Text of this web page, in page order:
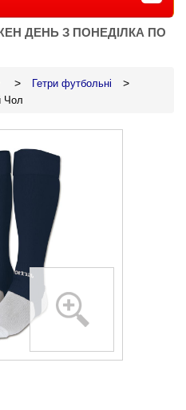
ДЕНЬ З ПОНЕДІЛКА ПО
> Гетри футбольні >
Чол